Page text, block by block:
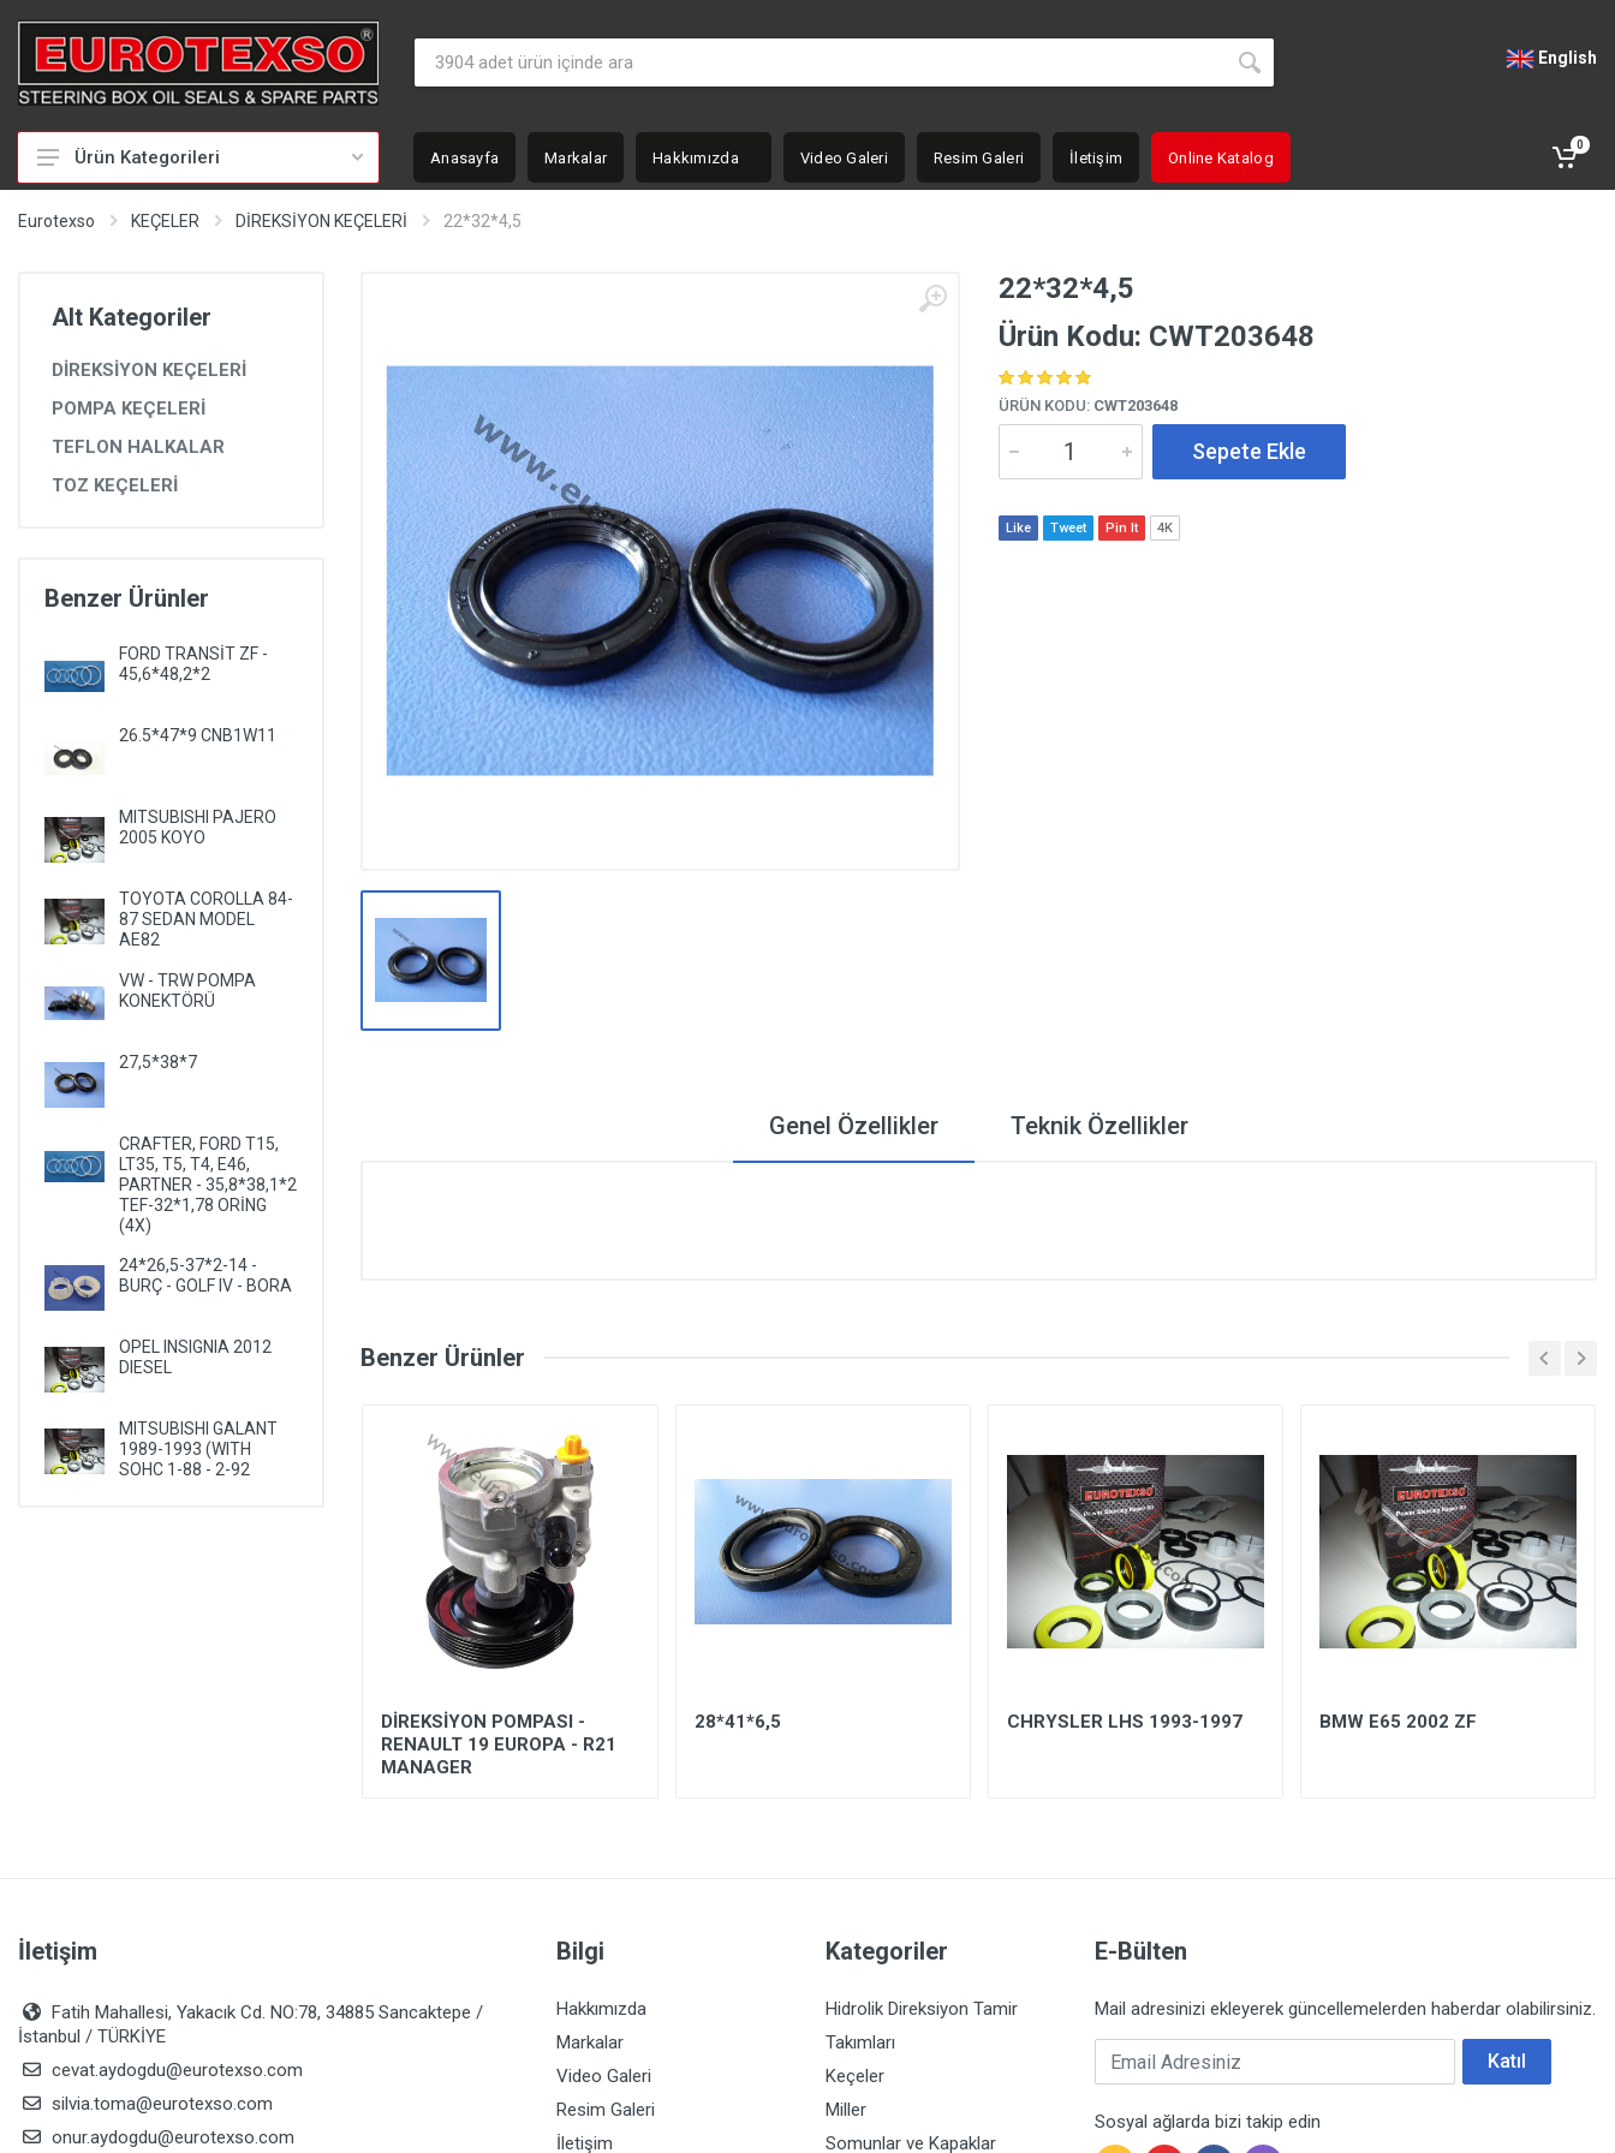
English
HİDROLİK DİREKSİYON TAMİR TAKIMLARI
EPS YEDEK PARÇALARI
RULMANLAR
KÖRÜK VE KELEPÇELER
ALETLER VE ANAHTARLAR
AĞIR VASITA GRUBU
TEST MAKİNELERİ VE TEST CİHAZLARI
Ürün Kategorileri Anasayfa Markalar Hakkımızda Video Galeri Resim Galeri İletişim Online Katalog
0
Eurotexso KEÇELER DİREKSİYON KEÇELERİ 22*32*4,5
Alt Kategoriler
DİREKSİYON KEÇELERİ
POMPA KEÇELERİ
TEFLON HALKALAR
TOZ KEÇELERİ
Benzer Ürünler
FORD TRANSİT ZF -
45,6*48,2*2
26.5*47*9 CNB1W11
MITSUBISHI PAJERO
2005 KOYO
TOYOTA COROLLA 84-
87 SEDAN MODEL
AE82
VW - TRW POMPA
KONEKTÖRÜ
27,5*38*7
CRAFTER, FORD T15,
LT35, T5, T4, E46,
PARTNER - 35,8*38,1*2
TEF-32*1,78 ORİNG
(4X)
24*26,5-37*2-14 -
BURÇ - GOLF IV - BORA
OPEL INSIGNIA 2012
DIESEL
MITSUBISHI GALANT
1989-1993 (WITH
SOHC 1-88 - 2-92
22*32*4,5
Ürün Kodu: CWT203648
ÜRÜN KODU: CWT203648
Sepete Ekle
Like Tweet Pin It 4K
Genel Özellikler Teknik Özellikler
Benzer Ürünler
DİREKSİYON POMPASI -
RENAULT 19 EUROPA - R21
MANAGER
28*41*6,5 CHRYSLER LHS 1993-1997 BMW E65 2002 ZF
İletişim
Fatih Mahallesi, Yakacık Cd. NO:78, 34885 Sancaktepe /
İstanbul / TÜRKİYE
cevat.aydogdu@eurotexso.com
silvia.toma@eurotexso.com
onur.aydogdu@eurotexso.com
Bilgi
Hakkımızda
Markalar
Video Galeri
Resim Galeri
İletişim
Kategoriler
Hidrolik Direksiyon Tamir
Takımları
Keçeler
Miller
Somunlar ve Kapaklar
E-Bülten
Mail adresinizi ekleyerek güncellemelerden haberdar olabilirsiniz.
Email Adresiniz Katıl
Sosyal ağlarda bizi takip edin